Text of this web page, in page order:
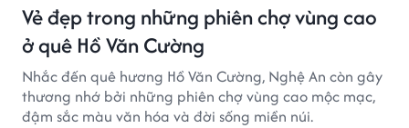
Vẻ đẹp trong những phiên chợ vùng cao
ở quê Hồ Văn Cường
Nhắc đến quê hương Hồ Văn Cường, Nghệ An còn gây
thương nhớ bởi những phiên chợ vùng cao mộc mạc,
đậm sắc màu văn hóa và đời sống miền núi.